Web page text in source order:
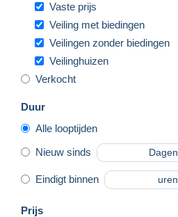
Vaste prijs
Veiling met biedingen
Veilingen zonder biedingen
Veilinghuizen
Verkocht
Duur
Alle looptijden
Nieuw sinds Dagen
Eindigt binnen uren
Prijs